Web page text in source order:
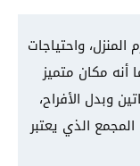
واحتياجات
أنه مكان متميز
وبدل الأفراح،
الذي يعتبر